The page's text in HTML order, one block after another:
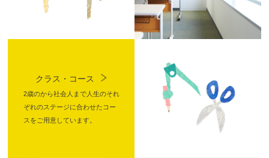
クラス・コース
2歳のから社会人まで人生のそれ
ぞれのステージに合わせたコー
スをご用意しています。